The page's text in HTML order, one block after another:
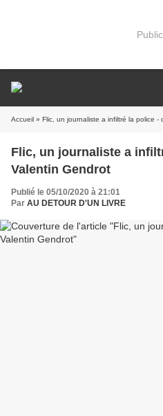
Accueil » Flic, un journaliste a infiltré la police -
Flic, un journaliste a
Valentin Gendrot
Publié le 05/10/2020 à 21:01
Par AU DETOUR D'UN LIVRE